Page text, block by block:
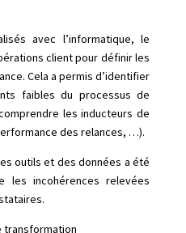
avec l’informatique, le
client pour définir les
Cela a permis d’identifier
faibles du processus de
les inducteurs de
des relances, …).
outils et des données a été
les incohérences relevées
transformation